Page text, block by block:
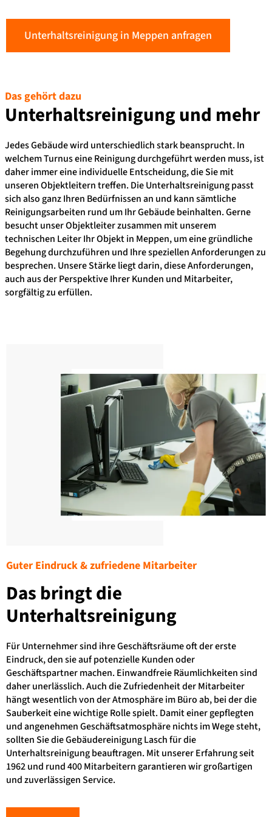
Unterhaltsreinigung in Meppen anfragen
Das gehört dazu
Unterhaltsreinigung und mehr
Jedes Gebäude wird unterschiedlich stark beansprucht. In
welchem Turnus eine Reinigung durchgeführt werden muss, ist
daher immer eine individuelle Entscheidung, die Sie mit
unseren Objektleitern treffen. Die Unterhaltsreinigung passt
sich also ganz Ihren Bedürfnissen an und kann sämtliche
Reinigungsarbeiten rund um Ihr Gebäude beinhalten. Gerne
besucht unser Objektleiter zusammen mit unserem
technischen Leiter Ihr Objekt in Meppen, um eine gründliche
Begehung durchzuführen und Ihre speziellen Anforderungen zu
besprechen. Unsere Stärke liegt darin, diese Anforderungen,
auch aus der Perspektive Ihrer Kunden und Mitarbeiter,
sorgfältig zu erfüllen.
Guter Eindruck & zufriedene Mitarbeiter
Das bringt die
Unterhaltsreinigung
Für Unternehmer sind ihre Geschäftsräume oft der erste
Eindruck, den sie auf potenzielle Kunden oder
Geschäftspartner machen. Einwandfreie Räumlichkeiten sind
daher unerlässlich. Auch die Zufriedenheit der Mitarbeiter
hängt wesentlich von der Atmosphäre im Büro ab, bei der die
Sauberkeit eine wichtige Rolle spielt. Damit einer gepflegten
und angenehmen Geschäftsatmosphäre nichts im Wege steht,
sollten Sie die Gebäudereinigung Lasch für die
Unterhaltsreinigung beauftragen. Mit unserer Erfahrung seit
1962 und rund 400 Mitarbeitern garantieren wir großartigen
und zuverlässigen Service.